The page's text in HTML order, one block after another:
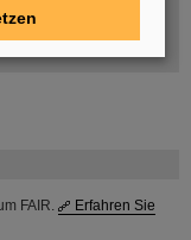
FAIR.
Erfahren Sie